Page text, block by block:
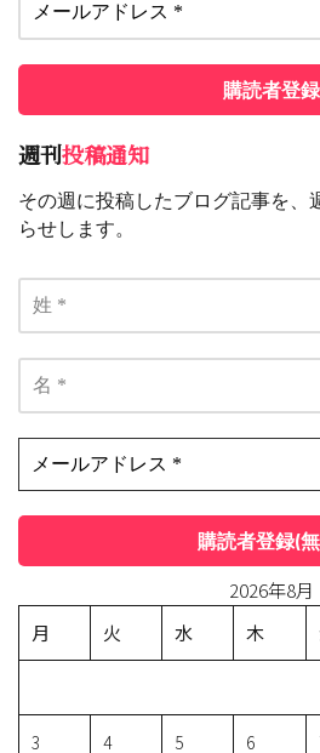
週刊投稿通知
その週に投稿したブログ記事を
らせします。
2026年8月
月
火 水 木
3 4 5 6